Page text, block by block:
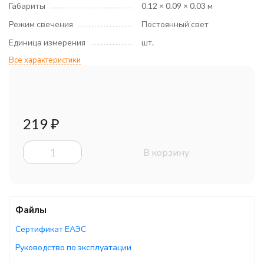
Габариты
0.12 × 0.09 × 0.03 м
Режим свечения
Постоянный свет
Единица измерения
шт.
Все характеристики
219₽
В корзину
Файлы
Сертификат ЕАЭС
Руководство по эксплуатации